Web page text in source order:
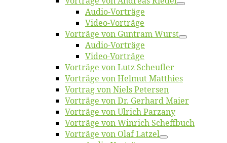
Au­dio-Vor­trä­ge
Vi­deo-Vor­trä­ge
Vor­trä­ge von Gun­tram Wurst
Au­dio-Vor­trä­ge
Vi­deo-Vor­trä­ge
Vor­trä­ge von Lutz Scheufler
Vor­trä­ge von Hel­mut Matthies
Vor­trag von Niels Petersen
Vor­trä­ge von Dr. Ger­hard Maier
Vor­trä­ge von Ul­rich Parzany
Vor­trä­ge von Win­rich Scheffbuch
Vor­trä­ge von Olaf Latzel